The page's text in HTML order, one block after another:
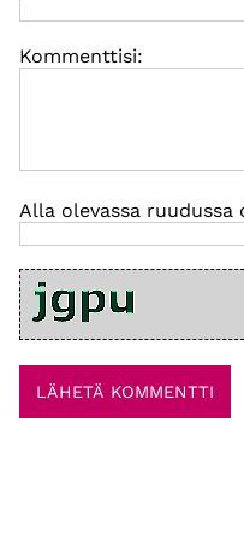
Kommenttisi:
Alla olevassa